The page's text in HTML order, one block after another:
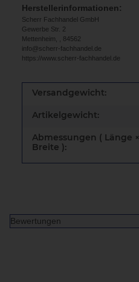
Herstellerinformationen:
Scherr Fachhandel GmbH
Gewerbe Str. 2
Mettenheim, , 84562
info@scherr-fachhandel.de
https://www.scherr-fachhandel.de
Versandgewicht:
Artikelgewicht:
Abmessungen ( Länge ×
Breite ):
Bewertungen